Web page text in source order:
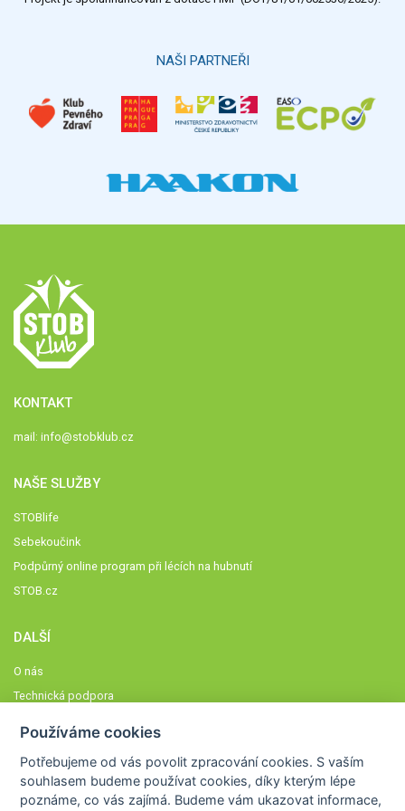
NAŠI PARTNEŘI
KONTAKT
mail: info@stobklub.cz
NAŠE SLUŽBY
STOBlife
Sebekoučink
Podpůrný online program při lécích na hubnutí
STOB.cz
DALŠÍ
O nás
Technická podpora
Členové STOBklubu
Zásady nakládání s osobními údaji
Používáme cookies
Potřebujeme od vás povolit zpracování cookies. S vaším
souhlasem budeme používat cookies, díky kterým lépe
poznáme,co vás zajímá. Budeme vám ukazovat informace,